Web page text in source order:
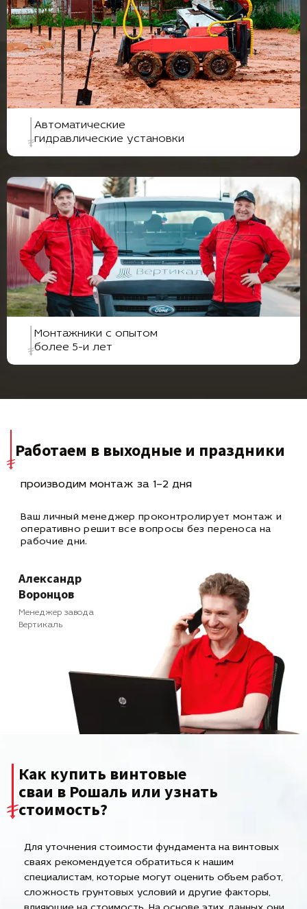
Автоматические
гидравлические установки
Монтажники с опытом
более 5-и лет
Работаем в выходные и праздники
производим монтаж за 1–2 дня
Ваш личный менеджер проконтролирует монтаж и
оперативнорешит все вопросы без переноса на
рабочие дни.
Александр
Воронцов
Менеджер завода
Вертикаль
Как купить винтовые
сваи в Рошаль или узнать
стоимость?
Для уточнения стоимости фундамента на винтовых
сваях рекомендуется обратиться к нашим
специалистам, которые могут оценить объем работ,
сложность грунтовых условий и другие факторы,